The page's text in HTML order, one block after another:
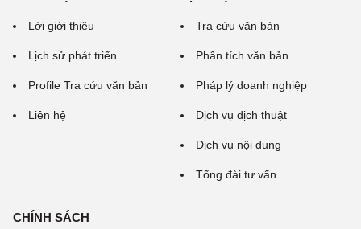
Lời giới thiệu
Lịch sử phát triển
Profile Tra cứu văn bản
Liên hệ
Tra cứu văn bản
Phân tích văn bản
Pháp lý doanh nghiệp
Dịch vụ dịch thuật
Dịch vụ nội dung
Tổng đài tư vấn
CHÍNH SÁCH